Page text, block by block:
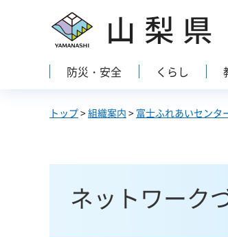
山梨県
防災・安全 くらし
トップ>組織案内 > 富士ふれあいセンタ
ネットワーク